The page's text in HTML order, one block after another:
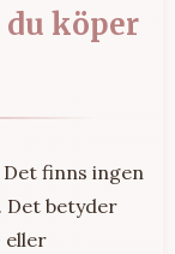
köper
finns ingen
Det betyder
eller